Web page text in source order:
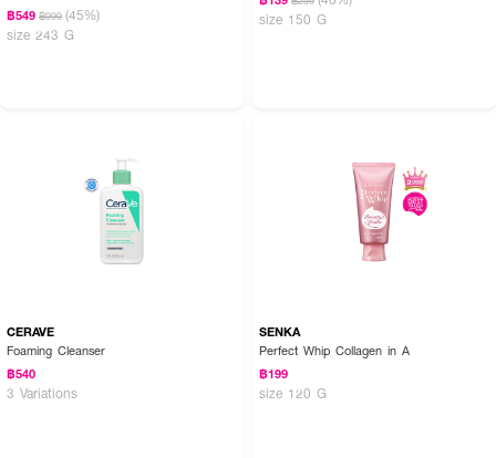
฿549 ฿999 (45%)
size 243 G
size 150 G
CERAVE
Foaming Cleanser
฿540
3 Variations
SENKA
Perfect Whip Collagen in A
฿199
size 120 G